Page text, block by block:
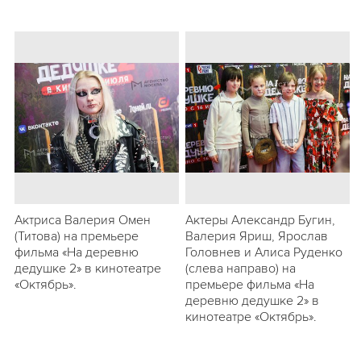
Актриса Валерия Омен
(Титова) на премьере
фильма «На деревню
дедушке 2» в кинотеатре
«Октябрь».
Актеры Александр Бугин,
Валерия Яриш, Ярослав
Головнев и Алиса Руденко
(слева направо) на
премьере фильма «На
деревню дедушке 2» в
кинотеатре «Октябрь».